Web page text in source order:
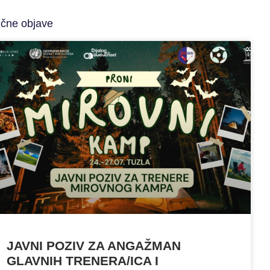
objave
JAVNI POZIV ZA ANGAŽMAN
GLAVNIH TRENERA/ICA I